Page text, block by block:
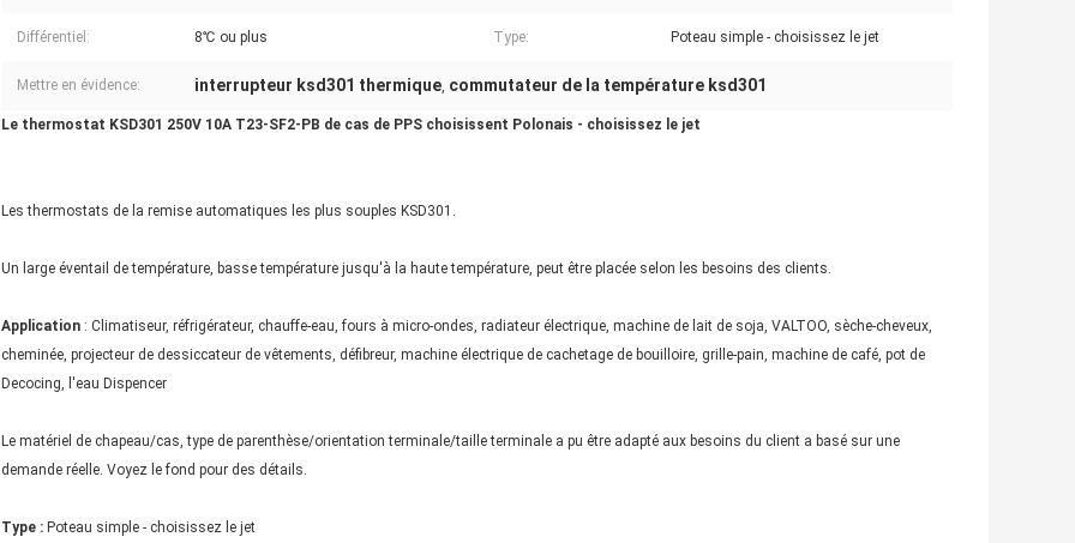
Différentiel: 8℃ ou plus Type: Poteau simple - choisissez le jet
Mettre en évidence: interrupteur ksd301 thermique, commutateur de la température ksd301
Le thermostat KSD301 250V 10A T23-SF2-PB de cas de PPS choisissent Polonais - choisissez le jet
Les thermostats de la remise automatiques les plus souples KSD301.
Un large éventail de température, basse température jusqu'à la haute température, peut être placée selon les besoins des clients.
Application : Climatiseur, réfrigérateur, chauffe-eau, fours à micro-ondes, radiateur électrique, machine de lait de soja, VALTOO, sèche-cheveux,
cheminée, projecteur de dessiccateur de vêtements, défibreur, machine électrique de cachetage de bouilloire, grille-pain, machine de café, pot de
Decocing, l'eau Dispencer
Le matériel de chapeau/cas, type de parenthèse/orientation terminale/taille terminale a pu être adapté aux besoins du client a basé sur une
demande réelle. Voyez le fond pour des détails.
Type : Poteau simple - choisissez le jet